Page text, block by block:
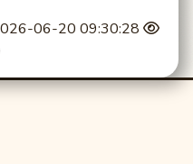
06-20 09:30:28